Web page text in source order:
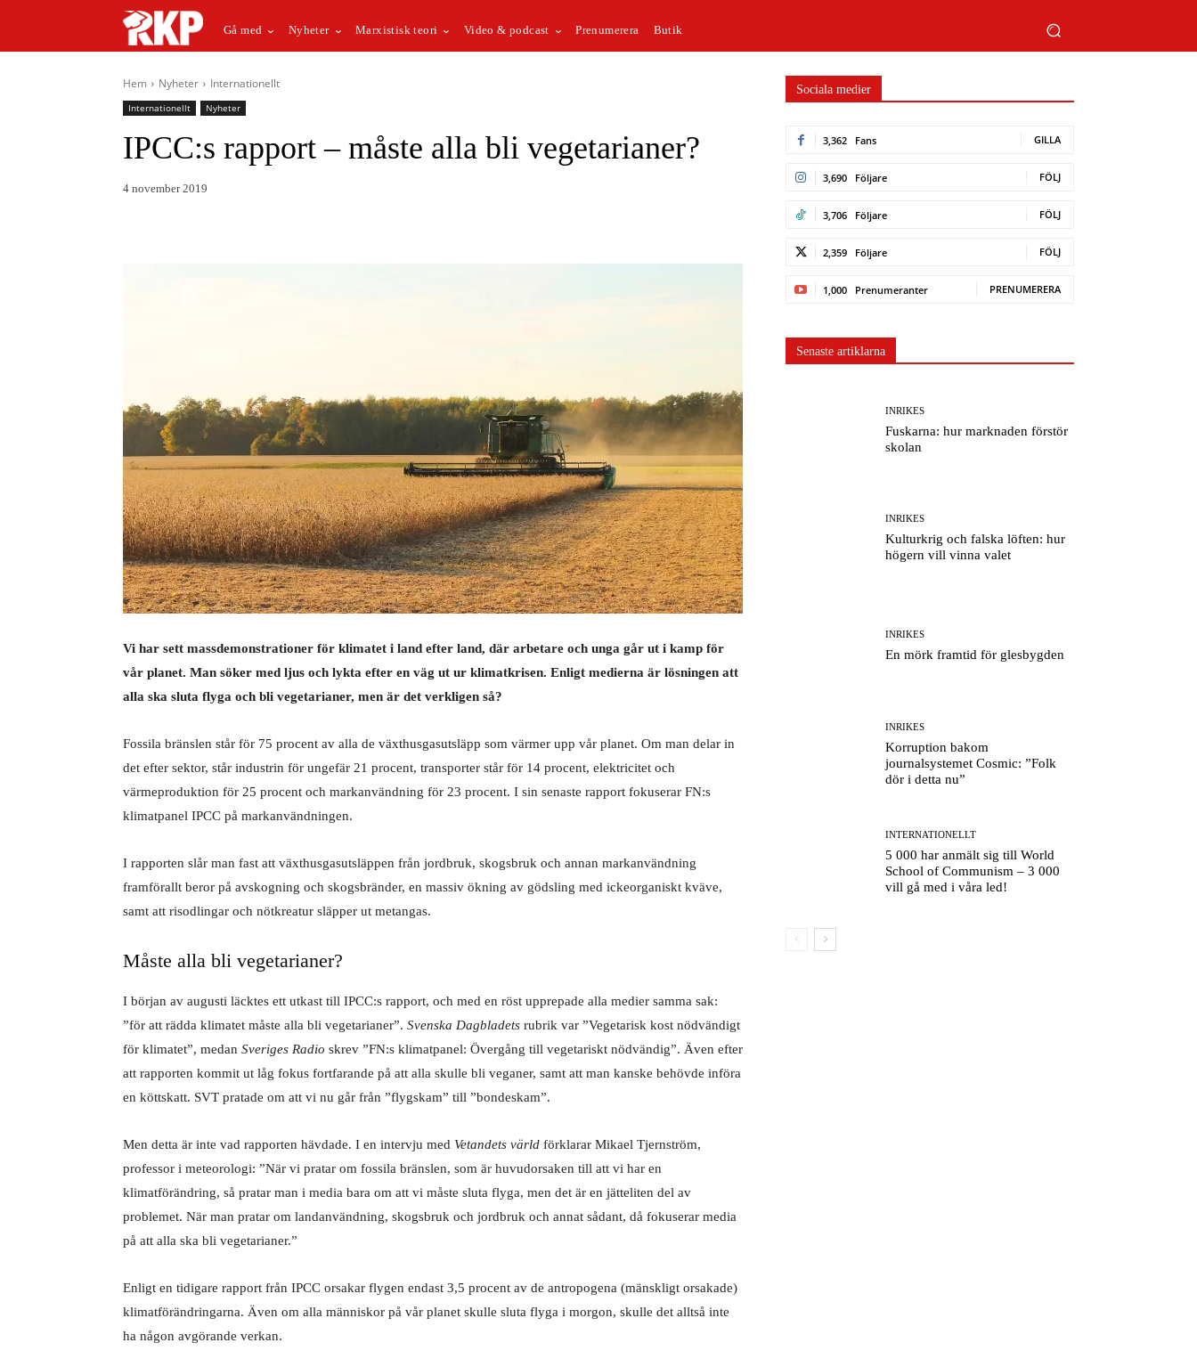
Gå med Nyheter Marxistisk teori Video & podcast Prenumerera Butik
Hem Nyheter Internationellt
Internationellt Nyheter
IPCC:s rapport – måste alla bli vegetarianer?
4 november 2019
Vi har sett massdemonstrationer för klimatet i land efter land, där arbetare och unga går ut i kamp för
vår planet. Man söker med ljus och lykta efter en väg ut ur klimatkrisen. Enligt medierna är lösningen att
alla ska sluta flyga och bli vegetarianer, men är det verkligen så?
Fossila bränslen står för 75 procent av alla de växthusgasutsläpp som värmer upp vår planet. Om man delar in
det efter sektor, står industrin för ungefär 21 procent, transporter står för 14 procent, elektricitet och
värmeproduktion för 25 procent och markanvändning för 23 procent. I sin senaste rapport fokuserar FN:s
klimatpanel IPCC på markanvändningen.
I rapporten slår man fast att växthusgasutsläppen från jordbruk, skogsbruk och annan markanvändning
framförallt beror på avskogning och skogsbränder, en massiv ökning av gödsling med ickeorganiskt kväve,
samt att risodlingar och nötkreatur släpper ut metangas.
Måste alla bli vegetarianer?
I början av augusti läcktes ett utkast till IPCC:s rapport, och med en röst uppre­pade alla medier samma sak:
”för att rädda klimatet måste alla bli vegetarianer”. Svenska Dagbladets rubrik var ”Vegetarisk kost nödvändigt
för klimatet”, medan Sve­riges Radio skrev ”FN:s klimatpanel: Över­gång till vegetariskt nödvändig”. Även efter
att rapporten kommit ut låg fokus fortfa­rande på att alla skulle bli veganer, samt att man kanske behövde införa
en kött­skatt. SVT pratade om att vi nu går från ”flygskam” till ”bondeskam”.
Men detta är inte vad rapporten häv­dade. I en intervju med Vetandets värld förklarar Mikael Tjernström,
professor i meteorologi: ”När vi pratar om fossila bränslen, som är huvudorsaken till att vi har en
klimatförändring, så pratar man i media bara om att vi måste sluta flyga, men det är en jätteliten del av
problemet. När man pratar om landanvändning, skogsbruk och jordbruk och annat sådant, då fokuse­rar media
på att alla ska bli vegetarianer.”
Enligt en tidigare rapport från IPCC orsakar flygen endast 3,5 procent av de antropogena (mänskligt orsakade)
klimatförändringarna. Även om alla människor på vår planet skulle sluta flyga i morgon, skulle det alltså inte
ha någon avgörande verkan.
Sociala medier
3,362 Fans GILLA
3,690 Följare FÖLJ
3,706 Följare FÖLJ
2,359 Följare FÖLJ
1,000 Prenumeranter PRENUMERERA
Senaste artiklarna
INRIKES
Fuskarna: hur marknaden förstör
skolan
INRIKES
Kulturkrig och falska löften: hur
högern vill vinna valet
INRIKES
En mörk framtid för glesbygden
INRIKES
Korruption bakom
journalsystemet Cosmic: ”Folk
dör i detta nu”
INTERNATIONELLT
5 000 har anmält sig till World
School of Communism – 3 000
vill gå med i våra led!